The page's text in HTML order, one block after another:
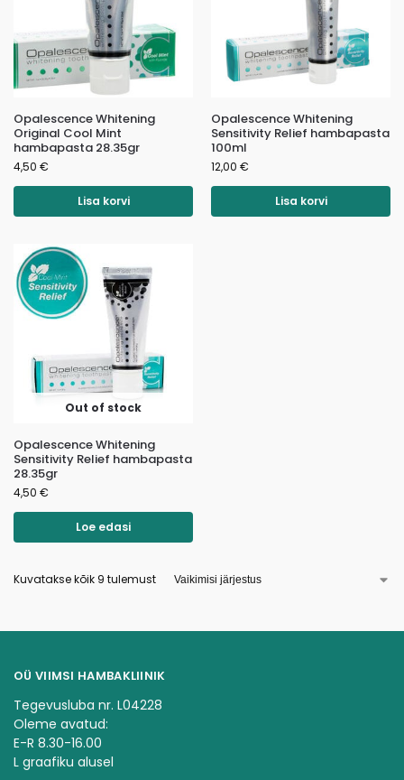
Opalescence Whitening
Original Cool Mint
hambapasta 28.35gr
4,50 €
Lisa korvi
Opalescence Whitening
Sensitivity Relief hambapasta
100ml
12,00 €
Lisa korvi
Out of stock
Opalescence Whitening
Sensitivity Relief hambapasta
28.35gr
4,50 €
Loe edasi
Kuvatakse kõik 9 tulemust
OÜ VIIMSI HAMBAKLIINIK
Tegevusluba nr. L04228
Oleme avatud:
E-R 8.30-16.00
L graafiku alusel